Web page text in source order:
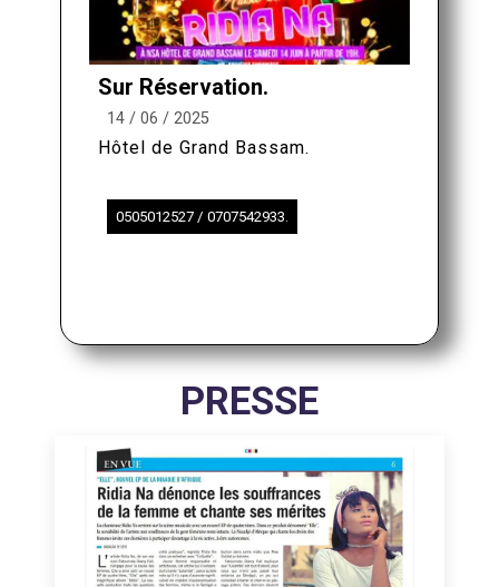
Sur Réservation.
14 / 06 / 2025
Hôtel de Grand Bassam.
0505012527 / 0707542933.
PRESSE